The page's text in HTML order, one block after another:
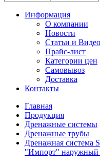
Информация
О компании
Новости
Статьи и Видео
Прайс-лист
Категории цен
Самовывоз
Доставка
Контакты
Главная
Продукция
Дренажные системы
Дренажные трубы
Дренажная система
"Импорт" наружный